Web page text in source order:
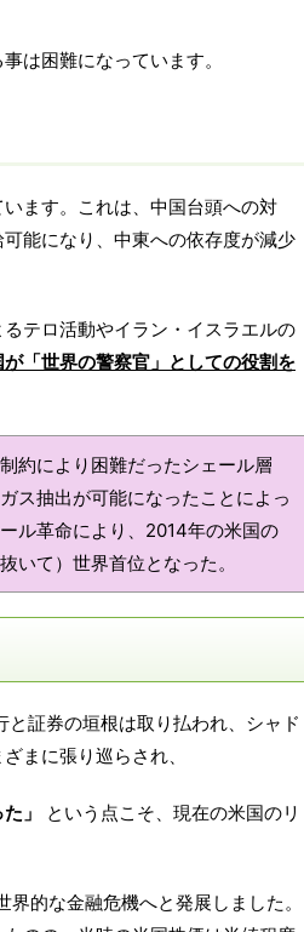
は困難になっています。
ます。これは、中国台頭への対
能になり、中東への依存度が減少
テロ活動やイラン・イスラエルの
が「世界の警察官」としての役割を
約により困難だったシェール層
ス抽出が可能になったことによっ
ル革命により、2014年の米国の
いて）世界首位となった。
証券の垣根は取り払われ、シャド
まに張り巡らされ、
」
という点こそ、現在の米国のリ
的な金融危機へと発展しました。